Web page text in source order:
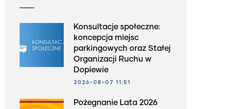
Konsultacje społeczne:
koncepcja miejsc
parkingowych oraz Stałej
Organizacji Ruchu w
Dopiewie
2026-08-07 11:51
Pożegnanie Lata 2026